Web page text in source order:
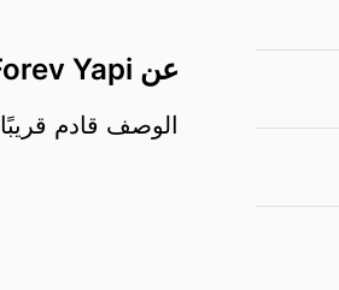
عن Forev Yapi
الوصف قادم قريبًا